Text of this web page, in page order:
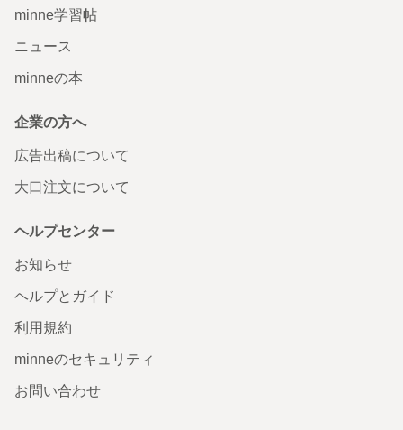
minne学習帖
ニュース
minneの本
企業の方へ
広告出稿について
大口注文について
ヘルプセンター
お知らせ
ヘルプとガイド
利用規約
minneのセキュリティ
お問い合わせ